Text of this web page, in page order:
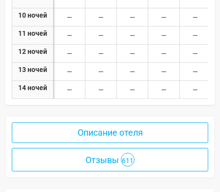
10 ночей
11 ночей
12 ночей
13 ночей
14 ночей
Описание отеля
Отзывы 611